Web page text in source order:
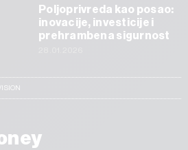
Poljoprivreda kao posao:
inovacije, investicije i
prehrambena sigurnost